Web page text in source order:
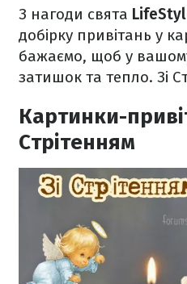
З нагоди свята
добірку привітань у
бажаємо, щоб у
затишок та тепло. Зі
Картинки-
Стрітенням